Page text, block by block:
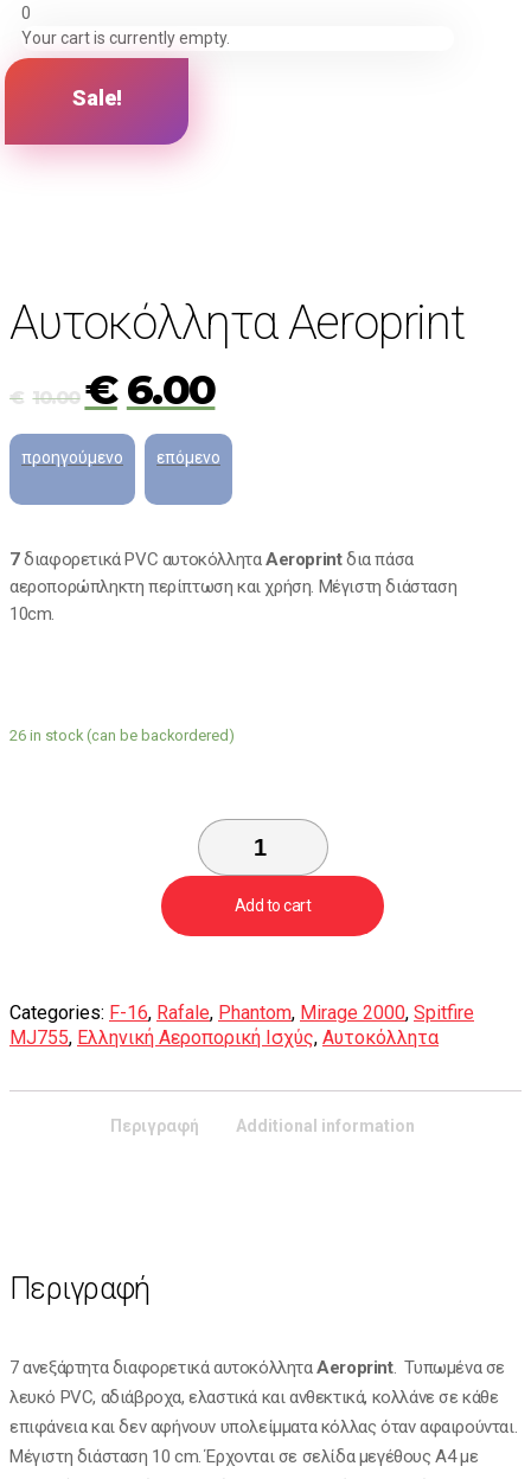
0
Your cart is currently empty.
Sale!
Αυτοκόλλητα Aeroprint
€ 10.00 € 6.00
7διαφορετικά PVC αυτοκόλληταAeroprintδια πάσα
αεροπορώπληκτη περίπτωση και χρήση. Μέγιστη διάσταση
10cm.
26 in stock (can be backordered)
Add to cart
Categories: F-16, Rafale, Phantom, Mirage 2000, Spitfire
MJ755, Ελληνική Αεροπορική Ισχύς, Aυτοκόλλητα
Περιγραφή Additional information
Περιγραφή
7 ανεξάρτητα διαφορετικά αυτοκόλληταΑeroprint. Τυπωμένα σε
λευκό PVC, αδιάβροχα, ελαστικά και ανθεκτικά, κολλάνε σε κάθε
επιφάνεια και δεν αφήνουν υπολείμματα κόλλας όταν αφαιρούνται.
Mέγιστη διάσταση 10 cm. Έρχονται σε σελίδα μεγέθους Α4 με